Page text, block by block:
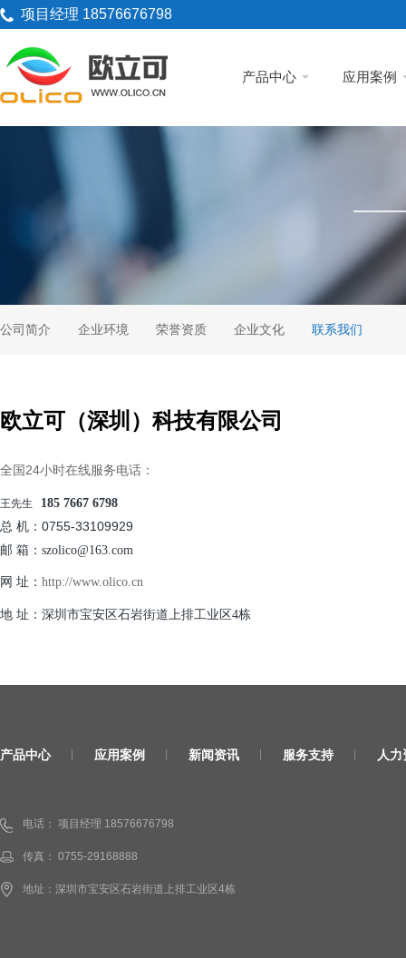
项目经理 18576676798
产品中心 应用案例
公司简介 企业环境 荣誉资质 企业文化 联系我们
欧立可（深圳）科技有限公司
全国24小时在线服务电话：
王先生 185 7667 6798
总 机：0755-33109929
邮 箱：szolico@163.com
网 址： http://www.olico.cn
地 址：深圳市宝安区石岩街道上排工业区4栋
产品中心 应用案例 新闻资讯 服务支持 人力
电话： 项目经理 18576676798
传真： 0755-29168888
地址：深圳市宝安区石岩街道上排工业区4栋